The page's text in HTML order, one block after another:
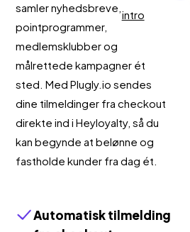
intro
samler nyhedsbreve,
pointprogrammer,
medlemsklubber og
målrettede kampagner ét
sted. Med Plugly.io sendes
dine tilmeldinger fra checkout
direkte ind i Heyloyalty, så du
kan begynde at belønne og
fastholde kunder fra dag ét.
Automatisk tilmelding